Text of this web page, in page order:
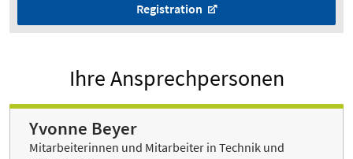
Registration
Ihre Ansprechpersonen
Yvonne Beyer
Mitarbeiterinnen und Mitarbeiter in Technik und